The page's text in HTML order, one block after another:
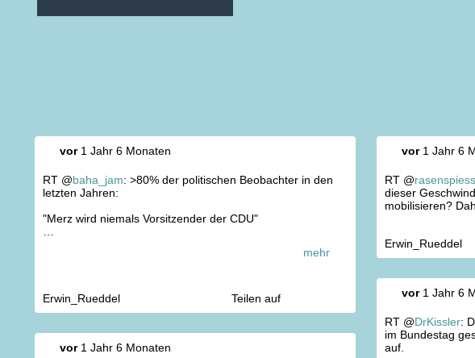
vor1 Jahr 6 Monaten
RT @baha_jam: >80% der politischen Beobachter in den
letzten Jahren:
"Merz wird niemals Vorsitzender der CDU"
mehr
Erwin_Rueddel Teilen auf
vor1 Jahr 6
RT @
dieser
mobilisieren?
Erwin_Rueddel
vor1 Jahr 6
RT @DrKissler:
im Bundestag
auf.
vor1 Jahr 6 Monaten